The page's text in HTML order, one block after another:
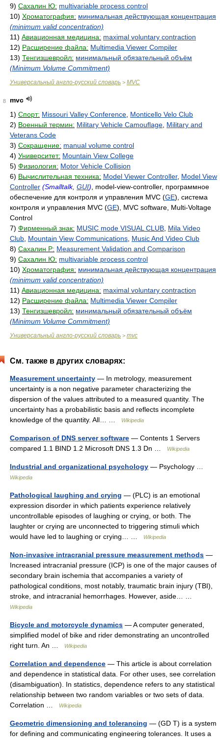
9) Сахалин Ю: multivariable process control
10) Хроматография: минимальная действующая концентрация
(minimum valid concentration)
11) Авиационная медицина: maximal voluntary contraction
12) Расширение файла: Multimedia Viewer Compiler
13) Тенгизшевройл: минимальный обязательный объём
(Minimum Volume Commitment)
Универсальный англо-русский словарь > MVC
8
mvc
1) Спорт: Missouri Valley Conference Monticello Velo Club
2) Военный термин: Military Vehicle Camouflage Military and
Veterans Code
3) Сокращение: manual volume control
4) Университет: Mountain View College
5) Физиология: Motor Vehicle Collision
6) Вычислительная техника: Model Viewer Controller, Model View
Controller (Smalltalk, GUI) , model-view-controller, программное
обеспечение для контроля и управления MVC (GE), система
контроля и управления MVC (GE), MVC software, Multi-Voltage
Control
7) Фирменный знак: MUSIC mode VISUAL CLUB Mila Video
Club Mountain View Communications Music And Video Club
8) Сахалин Р: Measurement Validation and Comparison
9) Сахалин Ю: multivariable process control
10) Хроматография: минимальная действующая концентрация
(minimum valid concentration)
11) Авиационная медицина: maximal voluntary contraction
12) Расширение файла: Multimedia Viewer Compiler
13) Тенгизшевройл: минимальный обязательный объём
(Minimum Volume Commitment)
Универсальный англо-русский словарь > mvc
См. также в других словарях:
Measurement uncertainty — In metrology, measurement
uncertainty is a non negative parameter characterizing the
dispersion of the values attributed to a measured quantity. The
uncertainty has a probabilistic basis and reflects incomplete
knowledge of the quantity. All… …
Wikipedia
Comparison of DNS server software — Contents 1 Servers
compared 1.1 BIND 1.2 Microsoft DNS 1.3 Dn …
Wikipedia
Industrial and organizational psychology — Psychology …
Wikipedia
Pathological laughing and crying — (PLC) is an emotional
expression disorder in which patients experience relatively
uncontrollable episodes of laughing or crying, or both. The
laughter or crying are unconnected to triggering stimuli which
would have led to laughing or crying… …
Wikipedia
Non-invasive intracranial pressure measurement methods —
Increased intracranial pressure (ICP) is one of the major causes of
secondary brain ischemia that accompanies a variety of
pathological conditions, most notably, traumatic brain injury (TBI),
stroke, and intracranial hemorrhages. However, aside… …
Wikipedia
Bicycle and motorcycle dynamics — A computer generated,
simplified model of bike and rider demonstrating an uncontrolled
right turn. An …
Wikipedia
Correlation and dependence — This article is about correlation
and dependence in statistical data. For other uses, see correlation
(disambiguation). In statistics, dependence refers to any statistical
relationship between two random variables or two sets of data.
Correlation …
Wikipedia
Geometric dimensioning and tolerancing — (GD T) is a system
for defining and communicating engineering tolerances. It uses a